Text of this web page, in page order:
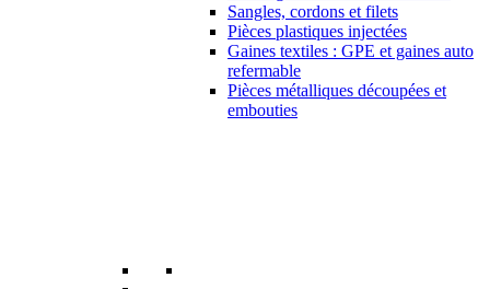
Sangles, cordons et filets
Pièces plastiques injectées
Gaines textiles : GPE et gaines auto
refermable
Pièces métalliques découpées et
embouties